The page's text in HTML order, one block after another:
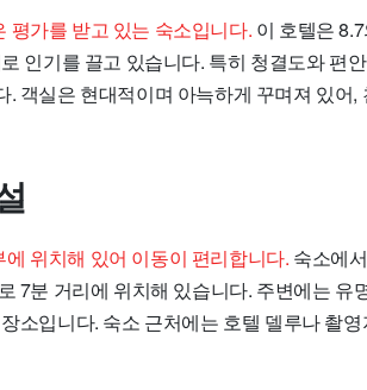
평가를 받고 있는 숙소입니다. 이 호텔은
인기를 끌고 있습니다. 특히 청결도와 편
객실은 현대적이며 아늑하게 꾸며져 있어,
위치해 있어 이동이 편리합니다. 숙소에
7분 거리에 위치해 있습니다. 주변에는 유
소입니다. 숙소 근처에는 호텔 델루나 촬